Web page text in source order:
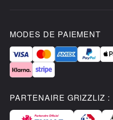
MODES DE PAIEMENT
PARTENAIRE GRIZZLIZ :